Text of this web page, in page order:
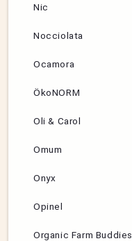
Nic
Nocciolata
Ocamora
ÖkoNORM
Oli & Carol
Omum
Onyx
Opinel
Organic Farm Buddies